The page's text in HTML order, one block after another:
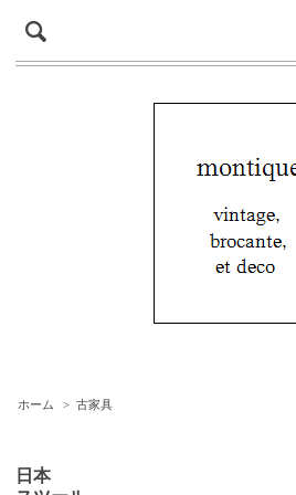
ホーム > 古家具
日本